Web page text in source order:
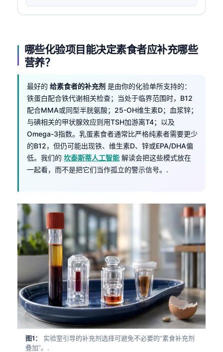
哪些化验项目能决定素食者应补充哪些
营养？
最好的 给素食者的补充剂 是由你的化验单所支持的：
铁蛋白配合铁代谢相关检查；当处于临界范围时，B12
配合MMA或同型半胱氨酸；25-OH维生素D；血浆锌；
与碘相关的甲状腺效应则用TSH加游离T4；以及
Omega-3指数。乳蛋素食者通常比严格纯素者需要更少
的B12，但仍可能出现铁、维生素D、锌或EPA/DHA偏
低。我们的 坎泰斯蒂人工智能 解读会把这些模式放在
一起看，而不是把它们当作孤立的警示信号。.
图1：
实验室引导的补充剂选择可避免不必要的“素食补充剂
叠加”。.